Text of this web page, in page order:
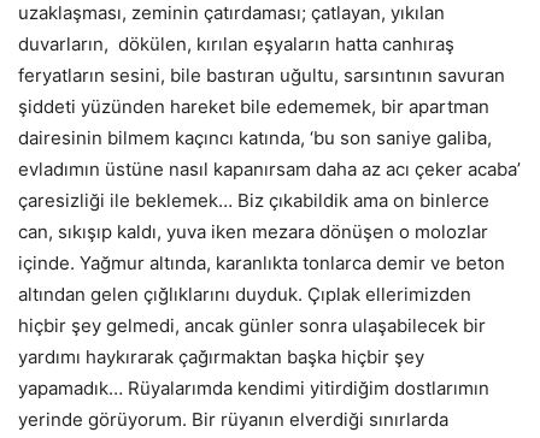
uzaklaşması, zeminin çatırdaması; çatlayan, yıkılan
duvarların, dökülen, kırılan eşyaların hatta canhıraş
feryatların sesini, bile bastıran uğultu, sarsıntının savuran
şiddeti yüzünden hareket bile edememek, bir apartman
dairesinin bilmem kaçıncı katında, ‘bu son saniye galiba,
evladımın üstüne nasıl kapanırsam daha az acı çeker acaba’
çaresizliği ile beklemek… Biz çıkabildik ama on binlerce
can, sıkışıp kaldı, yuva iken mezara dönüşen o molozlar
içinde. Yağmur altında, karanlıkta tonlarca demir ve beton
altından gelen çığlıklarını duyduk. Çıplak ellerimizden
hiçbir şey gelmedi, ancak günler sonra ulaşabilecek bir
yardımı haykırarak çağırmaktan başka hiçbir şey
yapamadık… Rüyalarımda kendimi yitirdiğim dostlarımın
yerinde görüyorum. Bir rüyanın elverdiği sınırlarda